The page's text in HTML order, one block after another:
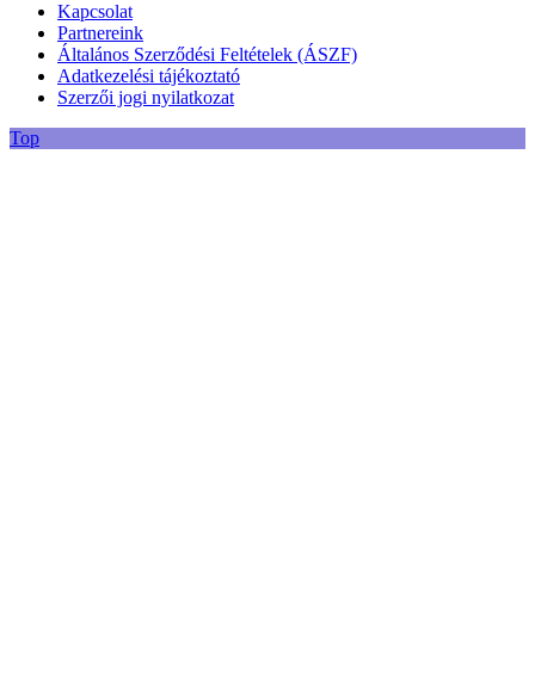
Kapcsolat
Partnereink
Általános Szerződési Feltételek (ÁSZF)
Adatkezelési tájékoztató
Szerzői jogi nyilatkozat
Top